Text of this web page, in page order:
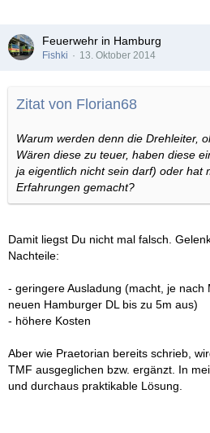
Feuerwehr in Hamburg
Fishki 13. Oktober 2014
Zitat von Florian68
Warum werden denn die Drehleiter,
Wären diese zu teuer, haben diese
ja eigentlich nicht sein darf) oder hat
Erfahrungen gemacht?
Damit liegst Du nicht mal falsch.
Nachteile:
- geringere Ausladung (macht, je nach
neuen Hamburger DL bis zu 5m aus)
- höhere Kosten
Aber wie Praetorian bereits schrieb,
TMF ausgeglichen bzw. ergänzt. In
und durchaus praktikable Lösung.